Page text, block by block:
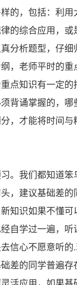
的，包括：利
的综合应用，
分析题型，仔细
，老师平时的
点知识有一定
背诵掌握的，
，才能将时间
。我们都知道
，建议基础差
知识如果不懂
自学过一遍，
信心不愿意听的.
差的同学普遍